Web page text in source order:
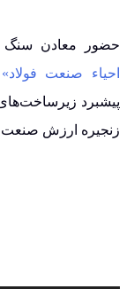
حضور معادن سنگ
احیاء صنعت فولاد»
پیشبرد
زنجیره ارزش صنعت